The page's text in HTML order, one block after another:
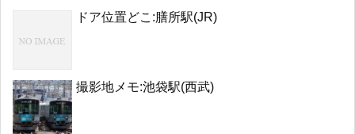
ドア位置どこ:膳所駅(JR)
撮影地メモ:池袋駅(西武)